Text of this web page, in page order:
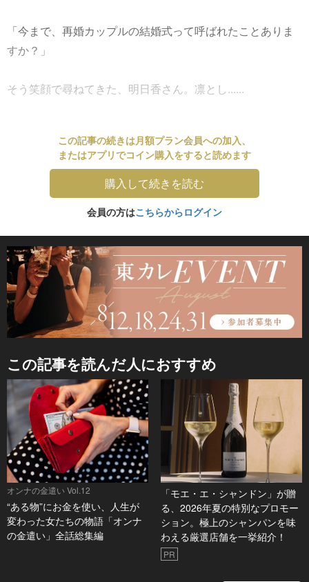
「今まで、再婚カップルの結婚式って呼ばれたことありま
すか？」
そう笑顔で尋ねてきた、明日香さん。凛とし......
この記事の続きは月額プラン会員への加入、
またはアプリでコイン購入をすると読めます
購入して続きを読む
会員の方はこちらからログイン
この記事を読んだ人におすすめ
オンナの金遣い Vol.12
“ある物”にお金を使い、人生が
変わった女たちの物語「オンナ
の金遣い」全話総集編
「モエ・エ・シャンドン」が贈
る、2026年夏の特別なプロモー
ション。極上のシャンパンを味
わえる厳選店舗を一挙紹介！
PR